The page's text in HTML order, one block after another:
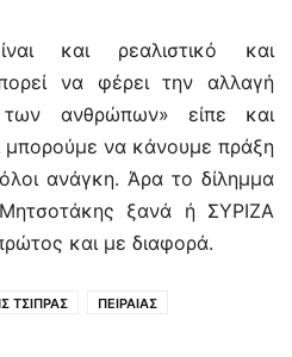
και ρεαλιστικό και
να φέρει την αλλαγή
των ανθρώπων» είπε και
μπορούμε να κάνουμε πράξη
ανάγκη. Άρα το δίλημμα
ξανά ή ΣΥΡΙΖΑ
και με διαφορά.
ΤΣΙΠΡΑΣ
ΠΕΙΡΑΙΑΣ